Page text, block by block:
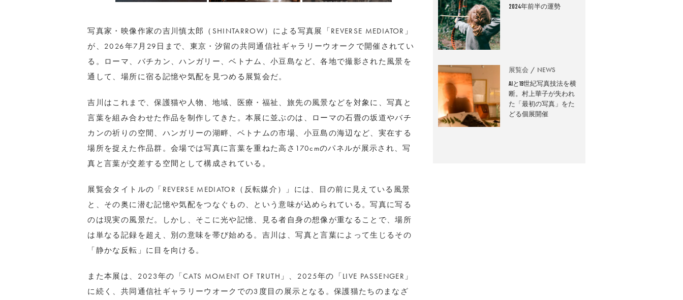
写真家・映像作家の吉川慎太郎（SHINTARROW）による写真展「REVERSE MEDIATOR」
が、2026年7月29日まで、東京・汐留の共同通信社ギャラリーウオークで開催されてい
る。ローマ、バチカン、ハンガリー、ベトナム、小豆島など、各地で撮影された風景を
通して、場所に宿る記憶や気配を見つめる展覧会だ。
吉川はこれまで、保護猫や人物、地域、医療・福祉、旅先の風景などを対象に、写真と
言葉を組み合わせた作品を制作してきた。本展に並ぶのは、ローマの石畳の坂道やバチ
カンの祈りの空間、ハンガリーの湖畔、ベトナムの市場、小豆島の海辺など、実在する
場所を捉えた作品群。会場では写真に言葉を重ねた高さ170cmのパネルが展示され、写
真と言葉が交差する空間として構成されている。
展覧会タイトルの「REVERSE MEDIATOR（反転媒介）」には、目の前に見えている風景
と、その奥に潜む記憶や気配をつなぐもの、という意味が込められている。写真に写る
のは現実の風景だ。しかし、そこに光や記憶、見る者自身の想像が重なることで、場所
は単なる記録を超え、別の意味を帯び始める。吉川は、写真と言葉によって生じるその
「静かな反転」に目を向ける。
また本展は、2023年の「CATS MOMENT OF TRUTH」、2025年の「LIVE PASSENGER」
に続く、共同通信社ギャラリーウオークでの3度目の展示となる。保護猫たちのまなざ
2024年前半の運勢
展覧会 NEWS
AIと19世紀写真技法を横
断。村上華子が失われ
た「最初の写真」をた
どる個展開催